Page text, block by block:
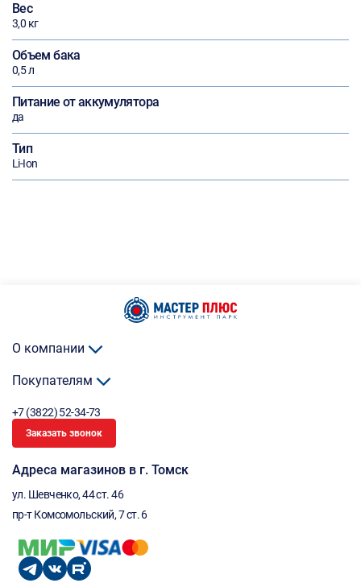
Вес
3,0 кг
Объем бака
0,5 л
Питание от аккумулятора
да
Тип
Li-Ion
О компании
Покупателям
+7 (3822) 52-34-73
Заказать звонок
Адреса магазинов в г. Томск
ул. Шевченко, 44 ст. 46
пр-т Комсомольский, 7 ст. 6